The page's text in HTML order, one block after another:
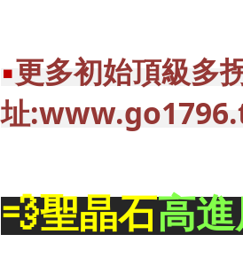
▪️更多初始頂級多
址
💨聖晶石高